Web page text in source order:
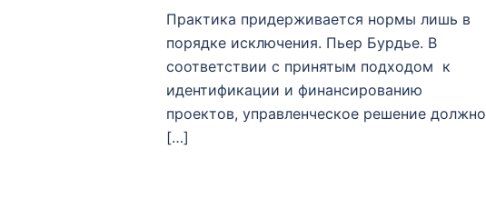
Практика придерживается нормы лишь в
порядке исключения. Пьер Бурдье. В
соответствии с принятым подходом к
идентификации и финансированию
проектов, управленческое решение должно
[…]